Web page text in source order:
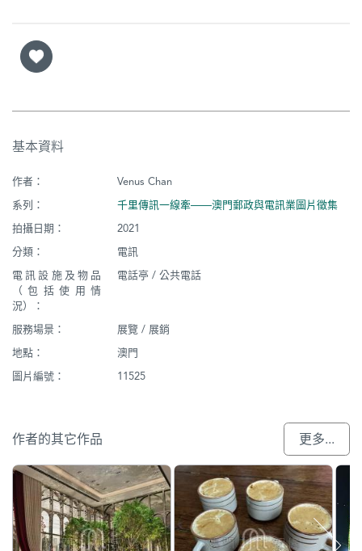
基本資料
作者：
Venus Chan
系列：
千里傳訊一線牽——澳門郵政與電訊業圖片徵集
拍攝日期：
2021
分類：
電訊
電訊設施及物品
（包括使用情
況）：
電話亭 / 公共電話
服務場景：
展覽 / 展銷
地點：
澳門
圖片編號：
11525
作者的其它作品 更多...